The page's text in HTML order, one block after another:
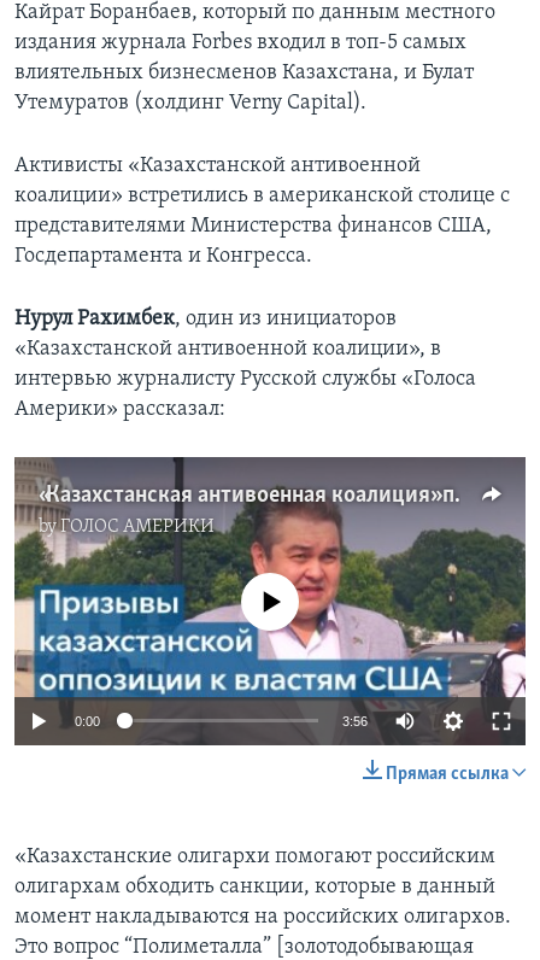
Кайрат Боранбаев, который по данным местного
издания журнала Forbes входил в топ-5 самых
влиятельных бизнесменов Казахстана, и Булат
Утемуратов (холдинг Verny Capital).
Активисты «Казахстанской антивоенной
коалиции» встретились в американской столице с
представителями Министерства финансов США,
Госдепартамента и Конгресса.
Нурул Рахимбек, один из инициаторов
«Казахстанской антивоенной коалиции», в
интервью журналисту Русской службы «Голоса
Америки» рассказал:
«Казахстанская антивоенная коалиция» просит власти США заморозить активы казахстанских олигархов
byГОЛОС АМЕРИКИ
No media source currently available
0:00 3:56
Прямая ссылка
«Казахстанские олигархи помогают российским
олигархам обходить санкции, которые в данный
момент накладываются на российских олигархов.
Это вопрос “Полиметалла” [золотодобывающая